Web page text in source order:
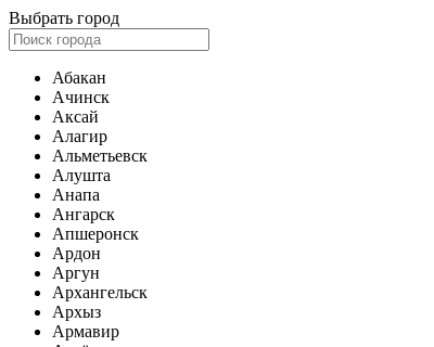
Выбрать город
Абакан
Ачинск
Аксай
Алагир
Альметьевск
Алушта
Анапа
Ангарск
Апшеронск
Ардон
Аргун
Архангельск
Архыз
Армавир